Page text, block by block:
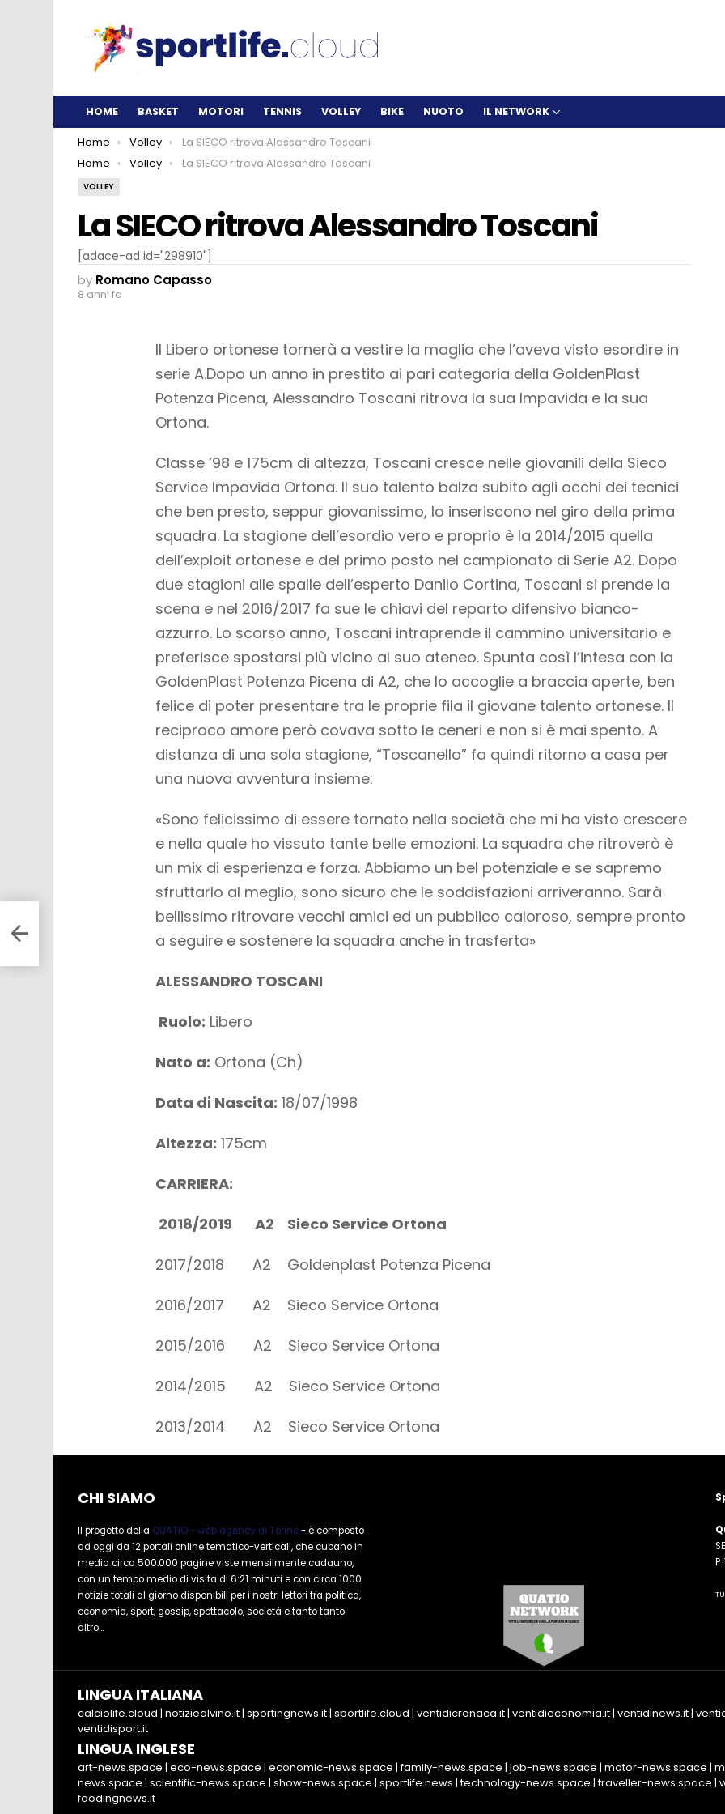
HOME BASKET MOTORI TENNIS VOLLEY BIKE NUOTO IL NETWORK
You are here:
Home Volley
La SIECO ritrova Alessandro Toscani
You are here:
Home Volley La SIECO ritrova Alessandro Toscani
VOLLEY
La SIECO ritrova Alessandro Toscani
[adace-ad id="298910"]
by Romano Capasso
8 anni fa
Il Libero ortonese tornerà a vestire la maglia che l’aveva visto esordire in
serie A.Dopo un anno in prestito ai pari categoria della GoldenPlast
Potenza Picena, Alessandro Toscani ritrova la sua Impavida e la sua
Ortona.
Classe ’98 e 175cm di altezza, Toscani cresce nelle giovanili della Sieco
Service Impavida Ortona. Il suo talento balza subito agli occhi dei tecnici
che ben presto, seppur giovanissimo, lo inseriscono nel giro della prima
squadra. La stagione dell’esordio vero e proprio è la 2014/2015 quella
dell’exploit ortonese e del primo posto nel campionato di Serie A2. Dopo
due stagioni alle spalle dell’esperto Danilo Cortina, Toscani si prende la
scena e nel 2016/2017 fa sue le chiavi del reparto difensivo bianco-
azzurro. Lo scorso anno, Toscani intraprende il cammino universitario e
preferisce spostarsi più vicino al suo ateneo. Spunta così l’intesa con la
GoldenPlast Potenza Picena di A2, che lo accoglie a braccia aperte, ben
felice di poter presentare tra le proprie fila il giovane talento ortonese. Il
reciproco amore però covava sotto le ceneri e non si è mai spento. A
distanza di una sola stagione, “Toscanello” fa quindi ritorno a casa per
una nuova avventura insieme:
«Sono felicissimo di essere tornato nella società che mi ha visto crescere
e nella quale ho vissuto tante belle emozioni. La squadra che ritroverò è
un mix di esperienza e forza. Abbiamo un bel potenziale e se sapremo
sfruttarlo al meglio, sono sicuro che le soddisfazioni arriveranno. Sarà
bellissimo ritrovare vecchi amici ed un pubblico caloroso, sempre pronto
a seguire e sostenere la squadra anche in trasferta»
ALESSANDRO TOSCANI
Ruolo: Libero
Nato a: Ortona (Ch)
Data di Nascita: 18/07/1998
Altezza: 175cm
CARRIERA:
2018/2019 A2 Sieco Service Ortona
2017/2018 A2 Goldenplast Potenza Picena
2016/2017 A2 Sieco Service Ortona
2015/2016 A2 Sieco Service Ortona
2014/2015 A2 Sieco Service Ortona
2013/2014 A2 Sieco Service Ortona
di
CHI SIAMO
Il progetto della QUATIO - web agency di Torino- è composto
ad oggi da 12 portali online tematico-verticali, che cubano in
media circa 500.000 pagine viste mensilmente cadauno,
con un tempo medio di visita di 6:21 minuti e con circa 1000
notizie totali al giorno disponibili per i nostri lettori tra politica,
economia, sport, gossip, spettacolo, società e tanto tanto
altro...
LINGUA ITALIANA
calciolife.cloud | notiziealvino.it| sportingnews.it| sportlife.cloud | ventidicronaca.it| ventidieconomia.it| ventidinews.it|
ventidisport.it
LINGUA INGLESE
art-news.space | eco-news.space | economic-news.space |family-news.space | job-news.space | motor-news.space |
news.space | scientific-news.space | show-news.space | sportlife.news |technology-news.space |traveller-news.space |
foodingnews.it